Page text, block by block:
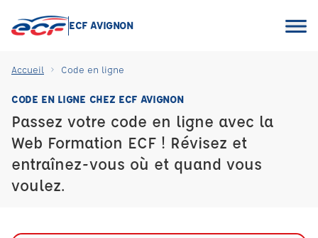
ECF AVIGNON
Accueil Code en ligne
CODE EN LIGNE CHEZ ECF AVIGNON
Passez votre code en ligne avec la
Web Formation ECF ! Révisez et
entraînez-vous où et quand vous
voulez.